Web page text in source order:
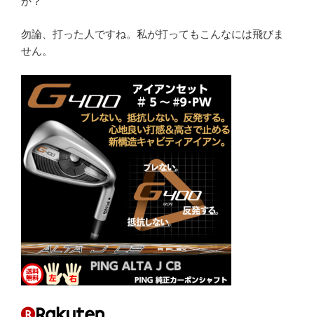
勿論、打った人ですね。私が打ってもこんなには飛びま
せん。